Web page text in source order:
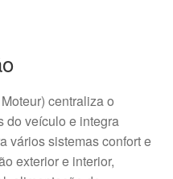
centraliza o
do veículo e integra
vários sistemas confort e
exterior e interior,